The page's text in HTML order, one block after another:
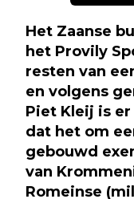
Het Zaanse
het Provily
resten van
en volgens
Piet Kleij is er
dat het om
gebouwd
van
Romeinse